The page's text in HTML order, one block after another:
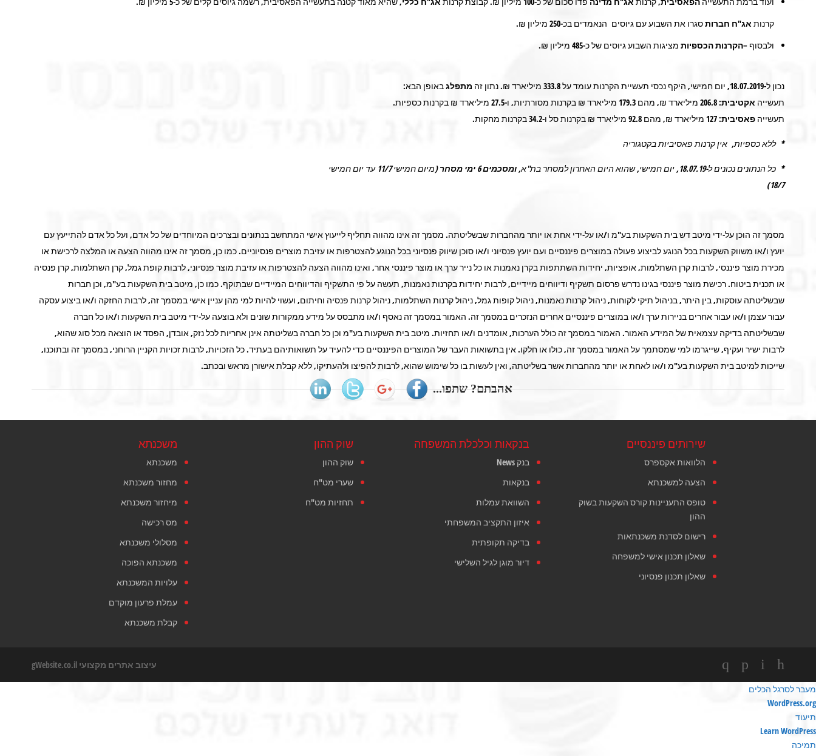
קרנות אג"ח חברותסגרו את השבוע עם גיוסים הנאמדים בכ-250 מיליון ₪.
ולבסוף –הקרנות הכספיות מציגות השבוע גיוסים של כ-485 מיליון ₪.
נכון ל-18.07.2019, יום חמישי, היקף נכסי תעשיית הקרנות עומד על 333.8 מיליארד ₪. נתון זה מתפלגבאופן הבא:
תעשייה אקטיבית:206.8 מיליארד ₪, מהם 179.3 מיליארד ₪ בקרנות מסורתיות, ו-27.5 מיליארד ₪ בקרנות כספיות.
תעשייה פאסיבית:127 מיליארד ₪, מהם 92.8 מיליארד ₪ בקרנות סל ו-34.2בקרנות מחקות.
* ללא כספיות, אין קרנות פאסיביות בקטגוריה
* כל הנתונים נכונים ל-18.07.19, יום חמישי, שהוא היום האחרון למסחר בת"א, ומסכמים 6 ימי מסחר
(מיום חמישי 11/7 עד יום חמישי
18/7)
מסמך זה הוכן על-ידי מיטב דש בית השקעות בע"מ ו/או על-ידי אחת או יותר מהחברות שבשליטתה. מסמך זה אינו מהווה תחליף לייעוץ אישי המתחשב בנתונים ובצרכים המיוחדים של כל אדם, ועל כל אדם להתייעץ עם
יועץ ו/או משווק השקעות בכל הנוגע לביצוע פעולה במוצרים פיננסיים ועם יועץ פנסיוני ו/או סוכן שיווק פנסיוני בכל הנוגע להצטרפות או עזיבת מוצרים פנסיוניים. כמו כן, מסמך זה אינו מהווה הצעה או המלצה לרכישת או
מכירת מוצר פיננסי, לרבות קרן השתלמות, אופציות, יחידות השתתפות בקרן נאמנות או כל נייר ערך או מוצר פיננסי אחר, ואינו מהווה הצעה להצטרפות או עזיבת מוצר פנסיוני, לרבות קופת גמל, קרן השתלמות, קרן פנסיה
או תכנית ביטוח. רכישת מוצר פיננסי בגינו נדרש פרסום תשקיף ודיווחים מיידיים, לרבות יחידות בקרנות נאמנות, תעשה על פי התשקיף והדיווחים המיידיים שבתוקף. כמו כן, מיטב בית השקעות בע"מ, וכן חברות
שבשליטתה עוסקות, בין היתר, בניהול תיקי לקוחות, ניהול קרנות נאמנות, ניהול קופות גמל, ניהול קרנות השתלמות, ניהול קרנות פנסיה וחיתום, ועשוי להיות למי מהן עניין אישי במסמך זה, לרבות החזקה ו/או ביצוע עסקה
עבור עצמן ו/או עבור אחרים בניירות ערך ו/או במוצרים פיננסיים אחרים הנזכרים במסמך זה. האמור במסמך זה נאסף ו/או מתבסס על מידע ממקורות שונים ולא בוצעה על-ידי מיטב בית השקעות ו/או כל חברה
שבשליטתה בדיקה עצמאית של המידע האמור. האמור במסמך זה כולל הערכות, אומדנים ו/או תחזיות. מיטב בית השקעות בע"מ וכן כל חברה בשליטתה אינן אחריות לכל נזק, אובדן, הפסד או הוצאה מכל סוג שהוא,
לרבות ישיר ועקיף, שייגרמו למי שמסתמך על האמור במסמך זה, כולו או חלקו. אין בתשואות העבר של המוצרים הפיננסיים כדי להעיד על תשואותיהם בעתיד. כל הזכויות, לרבות זכויות הקניין הרוחני, במסמך זה ובתוכנו,
שייכות למיטב בית השקעות בע"מ ו/או לאחת או יותר מהחברות אשר בשליטתה, ואין לעשות בו כל שימוש שהוא, לרבות להפיצו ולהעתיקו, ללא קבלת אישורן מראש ובכתב.
אהבתם? שתפו...
משכנתא
משכנתא
מחזור משכנתא
מיחזור משכנתא
מס רכישה
מסלולי משכנתא
משכנתא הפוכה
עלויות המשכנתא
עמלת פרעון מוקדם
קבלת משכנתא
שוק ההון
שוק ההון
שערי מט"ח
תחזיות מט"ח
בנקאות וכלכלת המשפחה
בנק News
בנקאות
השוואת עמלות
איזון התקציב המשפחתי
בדיקה תקופתית
דיור מוגן לגיל השלישי
שירותים פיננסיים
הלוואות אקספרס
הצעה למשכנתא
טופס התעניינות קורס השקעות בשוק
ההון
רישום לסדנת משכנתאות
שאלון תכנון אישי למשפחה
שאלון תכנון פנסיוני
עיצוב אתרים מקצועי
מעבר לסרגל הכלים
אודות
וורדפרס
WordPress.org
תיעוד
Learn WordPress
תמיכה